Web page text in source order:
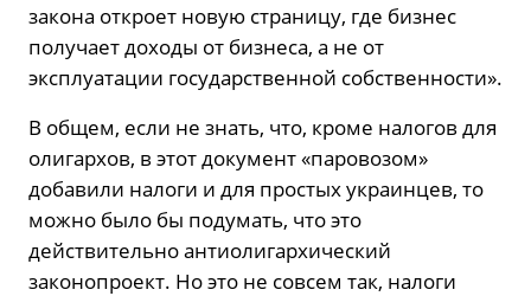
закона откроет новую страницу, где бизнес
получает доходы от бизнеса, а не от
эксплуатации государственной собственности».
В общем, если не знать, что, кроме налогов для
олигархов, в этот документ «паровозом»
добавили налоги и для простых украинцев, то
можно было бы подумать, что это
действительно антиолигархический
законопроект. Но это не совсем так, налоги